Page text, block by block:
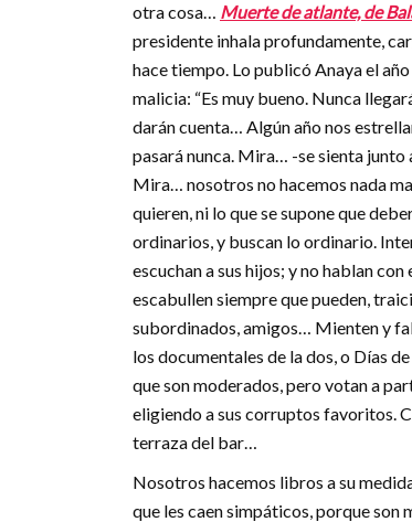
otra cosa… Muerte de atlante, de
presidente inhala profundamente,
hace tiempo. Lo publicó Anaya el
malicia: “Es muy bueno. Nunca
darán cuenta… Algún año nos
pasará nunca. Mira… -se sienta junto
Mira… nosotros no hacemos nada
quieren, ni lo que se supone que
ordinarios, y buscan lo ordinario.
escuchan a sus hijos; y no hablan
escabullen siempre que pueden,
subordinados, amigos… Mienten y
los documentales de la dos, o Días
que son moderados, pero votan a
eligiendo a sus corruptos favoritos.
terraza del bar…
Nosotros hacemos libros a su
que les caen simpáticos, porque son